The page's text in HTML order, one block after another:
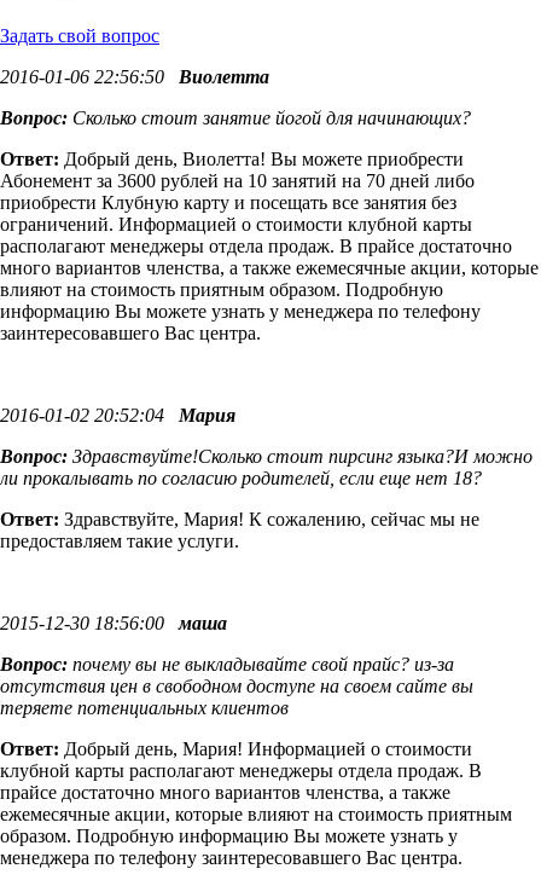
Задать свой вопрос
2016-01-06 22:56:50 Виолетта
Вопрос: Сколько стоит занятие йогой для начинающих?
Ответ: Добрый день, Виолетта! Вы можете приобрести
Абонемент за 3600 рублей на 10 занятий на 70 дней либо
приобрести Клубную карту и посещать все занятия без
ограничений. Информацией о стоимости клубной карты
располагают менеджеры отдела продаж. В прайсе достаточно
много вариантов членства, а также ежемесячные акции, которые
влияют на стоимость приятным образом. Подробную
информацию Вы можете узнать у менеджера по телефону
заинтересовавшего Вас центра.
2016-01-02 20:52:04 Мария
Вопрос: Здравствуйте!Сколько стоит пирсинг языка?И можно
ли прокалывать по согласию родителей, если еще нет 18?
Ответ: Здравствуйте, Мария! К сожалению, сейчас мы не
предоставляем такие услуги.
2015-12-30 18:56:00маша
Вопрос: почему вы не выкладывайте свой прайс? из-за
отсутствия цен в свободном доступе на своем сайте вы
теряете потенциальных клиентов
Ответ: Добрый день, Мария! Информацией о стоимости
клубной карты располагают менеджеры отдела продаж. В
прайсе достаточно много вариантов членства, а также
ежемесячные акции, которые влияют на стоимость приятным
образом. Подробную информацию Вы можете узнать у
менеджера по телефону заинтересовавшего Вас центра.